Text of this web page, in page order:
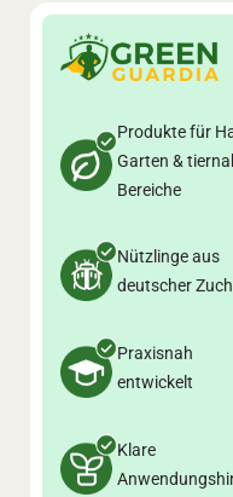
Produkte für
Garten &
Bereiche
Nützlinge aus
deutscher
Praxisnah
entwickelt
Klare